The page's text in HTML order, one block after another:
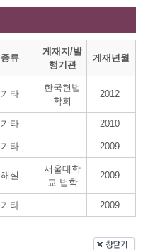
종류
게재지/발
행기관
게재년월
기타
한국헌법
학회
2012
기타 2010
기타 2009
해설
서울대학
교 법학
2009
기타 2009